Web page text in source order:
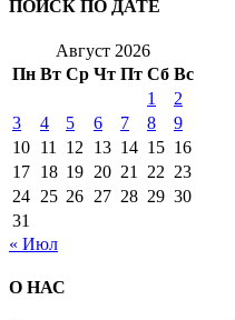
ПОИСК ПО ДАТЕ
Август 2026
Пн Вт Ср Чт Пт Сб Вс
1
2
3
4 5 6 7 8
9
10 11 12 13 14 15 16
17 18 19 20 21 22 23
24 25 26 27 28 29 30
31
« Июл
О НАС